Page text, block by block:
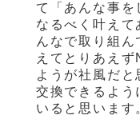
て「あんな事
なるべく叶えて
んなで取り組
えてとりあえず
ようが社風だと
交換できるよう
いると思います